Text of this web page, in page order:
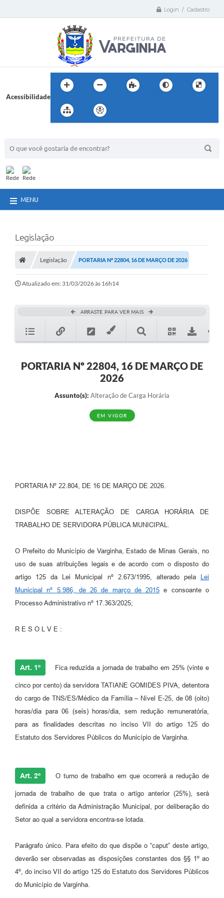
Login / Cadastro
Acessibilidade
MENU
Legislação
Legislação PORTARIA Nº 22804, 16 DE MARÇO DE 2026
Atualizado em: 31/03/2026 às 16h14
ARRASTE PARA VER MAIS
PORTARIA Nº 22804, 16 DE MARÇO DE
2026
Assunto(s): Alteração de Carga Horária
EM VIGOR
PORTARIA Nº 22.804, DE 16 DE MARÇO DE 2026.
DISPÕE SOBRE ALTERAÇÃO DE CARGA HORÁRIA DE
TRABALHO DE SERVIDORA PÚBLICA MUNICIPAL.
O Prefeito do Município de Varginha, Estado de Minas Gerais, no
uso de suas atribuições legais e de acordo com o disposto do
artigo 125 da Lei Municipal nº 2.673/1995, alterado pela
Lei
Municipal nº 5.986, de 26 de março de 2015 e consoante o
Processo Administrativo nº 17.363/2025;
R E S O L V E :
Art. 1º Fica reduzida a jornada de trabalho em 25% (vinte e
cinco por cento) da servidora TATIANE GOMIDES PIVA, detentora
do cargo de TNS/ES/Médico da Família – Nível E-25, de 08 (oito)
horas/dia para 06 (seis) horas/dia, sem redução remuneratória,
para as finalidades descritas no inciso VII do artigo 125 do
Estatuto dos Servidores Públicos do Município de Varginha.
Art. 2º O turno de trabalho em que ocorrerá a redução de
jornada de trabalho de que trata o artigo anterior (25%), será
definida a critério da Administração Municipal, por deliberação do
Setor ao qual a servidora encontra-se lotada.
Parágrafo único. Para efeito do que dispõe o “caput” deste artigo,
deverão ser observadas as disposições constantes dos §§ 1º ao
4º, do inciso VII do artigo 125 do Estatuto dos Servidores Públicos
do Município de Varginha.